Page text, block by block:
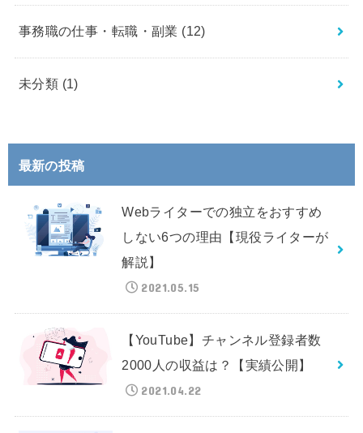
事務職の仕事・転職・副業 (12)
未分類 (1)
最新の投稿
Webライターでの独立をおすすめ
しない6つの理由【現役ライターが
解説】
2021.05.15
【YouTube】チャンネル登録者数
2000人の収益は？【実績公開】
2021.04.22